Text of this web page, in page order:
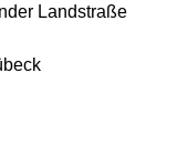
Landstraße